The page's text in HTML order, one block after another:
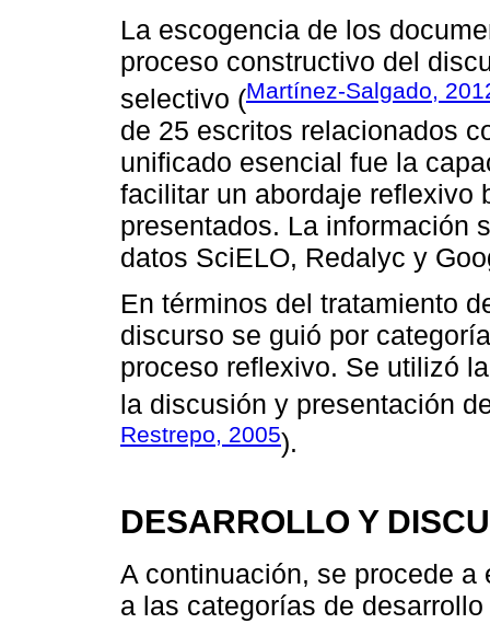
La escogencia de los
proceso constructivo del
selectivo (Martínez-Salgado,
de 25 escritos relacionados
unificado esencial fue la
facilitar un abordaje reflexivo
presentados. La información
datos SciELO, Redalyc y
En términos del tratamiento
discurso se guió por
proceso reflexivo. Se utilizó
la discusión y presentación
Restrepo, 2005).
DESARROLLO Y
A continuación, se procede
a las categorías de